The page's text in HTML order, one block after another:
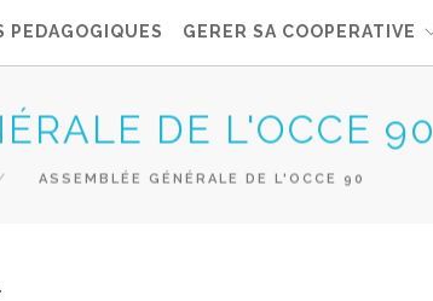
PEDAGOGIQUES GERER SA COOPERATIVE
DE L'OCCE 90
ASSEMBLÉE GÉNÉRALE DE L'OCCE 90